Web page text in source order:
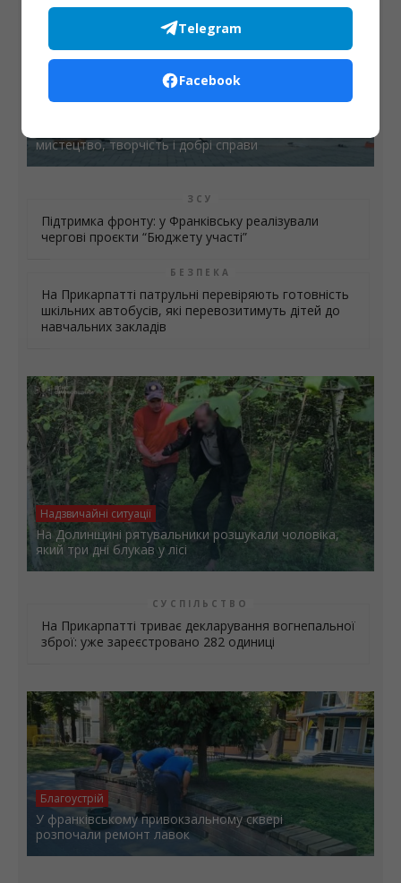
мистецтво, творчість і добрі справи
ЗСУ
Підтримка фронту: у Франківську реалізували
чергові проєкти “Бюджету участі”
БЕЗПЕКА
На Прикарпатті патрульні перевіряють готовність
шкільних автобусів, які перевозитимуть дітей до
навчальних закладів
Надзвичайні ситуації
На Долинщині рятувальники розшукали чоловіка,
який три дні блукав у лісі
СУСПІЛЬСТВО
На Прикарпатті триває декларування вогнепальної
зброї: уже зареєстровано 282 одиниці
Благоустрій
У франківському привокзальному сквері
розпочали ремонт лавок
Telegram
Facebook